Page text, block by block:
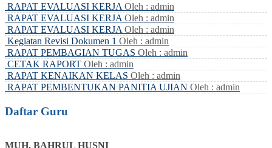
RAPAT EVALUASI KERJA Oleh : admin
RAPAT EVALUASI KERJA Oleh : admin
RAPAT EVALUASI KERJA Oleh : admin
Kegiatan Revisi Dokumen 1 Oleh : admin
RAPAT PEMBAGIAN TUGAS Oleh : admin
CETAK RAPORT Oleh : admin
RAPAT KENAIKAN KELAS Oleh : admin
RAPAT PEMBENTUKAN PANITIA UJIAN Oleh : admin
Daftar Guru
MUH. BAHRUL HUSNI